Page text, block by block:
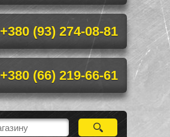
+380 (93) 274-08-81
+380 (66) 219-66-61